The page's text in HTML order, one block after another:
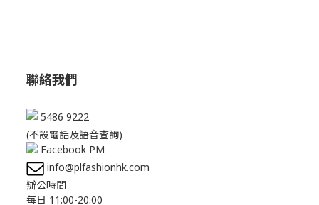
聯絡我們
5486 9222
(不設電話及語音查詢)
Facebook PM
info@plfashionhk.com
辦公時間
每日 11:00-20:00